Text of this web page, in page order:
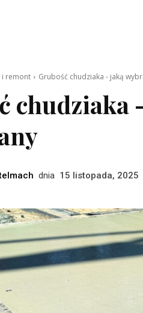
i remont Grubość chudziaka - jaką
chudziaka
dnia 15 listopada, 2025